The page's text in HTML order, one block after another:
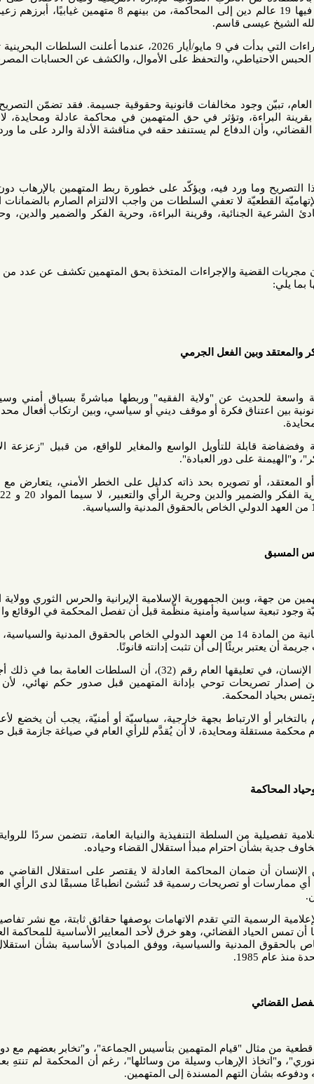
الإسلامية في إيران، والتي أُحيل فيها 19 عالم دين إلى المحاكمة، من بينهم 8 متهمين غيابيًا، أبرزهم زعيم الطائفة
عيسى قاسم.
وتأتي هذه المحاكمة امتدادًا للإجراءات التي بدأت في 9 مايو/أيار 2026، عندما أعلنت السلطات البحرينية توقيف 41
والتحفظ على الأموال، والكشف عن الحسابات المصرفية.
وجود مخالفات قانونية وحقوقية جسيمة. فقد تضمّن التصريح الرسمي
وتؤثر في حق المتهمين في محاكمة عادلة ومحايدة، لا سيما أن
الدفاع لم يستنفد حقه في مناقشة الأدلة والرد على ما ورد في ملف
ورد فيه، ويؤكّد على خطورة ربط المتهمين بالإرهاب دون أي دليل
لا تعفي السلطات من واجب الالتزام الصارم بالضمانات الدستورية
الجنائية، وقرينة البراءة، وحرية الفكر والضمير والدين، وحرية الرأي
والإجراءات المتخذة بحق المتهمين تكشف عن عدد من الانتهاكات
وبين الفعل الجرمي
عن "ولاية الفقيه" وربطها مباشرةً بسياق أمني وسياسي، بل
فكرة أو موقف ديني أو سياسي، وبين ارتكاب أفعال محددة يجرّمها
للتأويل الواسع والمغاير للواقع، من قبيل "زعزعة الاستقرار"،
على دور العبادة".
أو تصويره بحد ذاته كدليل على الخطر الأمني، يتعارض مع الضمانات
الدستورية والدولية المتعلقة بحرية الفكر والضمير والدين وحرية الرأي والتعبير، لا سيما المواد 20 و 22 و 23 من
الجمهورية الإسلامية الإيرانية والحرس الثوري وولاية الفقيه من
وأمنية منظّمة قبل أن تفصل المحكمة في الوقائع والأدلة.
ويعد هذا النهج مخالفًا للفقرة الثانية من المادة 14 من العهد الدولي الخاص بالحقوق المدنية والسياسية، التي تنص
إلى أن تثبت إدانته قانونًا.
كما أكدت اللجنة المعنية بحقوق الإنسان، في تعليقها العام رقم (32)، أن السلطات العامة بما في ذلك أجهزة إنفاذ
تصريحات توحي بإدانة المتهمين قبل صدور حكم نهائي، لأن مثل هذه
المحكمة.
الارتباط بجهة خارجية، سياسيّة أو أمنيّة، يجب أن يخضع لأعلى معايير
ومحايدة، لا أن يُقدَّم للرأي العام في صياغة جازمة قبل صدور حكم
من السلطة التنفيذية والنيابة العامة، تتضمن سردًا للرواية الرسمية
احترام مبدأ استقلال القضاء وحياده.
ضمان المحاكمة العادلة لا يقتصر على استقلال القاضي من الناحية
تصريحات رسمية قد تُنشئ انطباعًا مسبقًا لدى الرأي العام أو لدى
التي تقدم الاتهامات بوصفها حقائق ثابتة، مع نشر تفاصيل موسعة
القضائي، وهو خرق لأحد المعايير الأساسية للمحاكمة العادلة وفق
المدنية والسياسية، ووفق المبادئ الأساسية بشأن استقلال السلطة
"قيام المتهمين بتأسيس الجماعة"، و"تخابر بعضهم مع دولة إيران"،
الإرهاب وسيلة من وسائلها"، رغم أن المحكمة لم تنتهِ بعد من نظر
التهم المسندة إلى المتهمين.